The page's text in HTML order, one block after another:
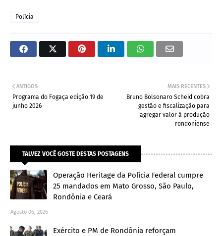
Polícia
MAIS RECENTES
Bruno Bolsonaro Scheid cobra
gestão e fiscalização para
agregar valor à produção
rondoniense
ANTIGOS
Programa do Fogaça edição 19 de
junho 2026
TALVEZ VOCÊ GOSTE DESTAS POSTAGENS
Operação Heritage da Polícia Federal cumpre
25 mandados em Mato Grosso, São Paulo,
Rondônia e Ceará
Agosto 06, 2026
Exército e PM de Rondônia reforçam